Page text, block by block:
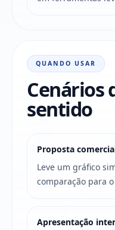
QUANDO USAR
Cenários
sentido
Proposta
Leve um gráfico
comparação para
Apresentação